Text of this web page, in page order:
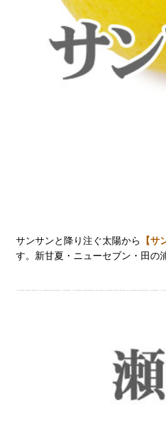
サンサンと降り注ぐ太陽から 【サ
す。新甘夏・ニューセブン・田の